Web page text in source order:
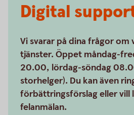
Digital
Vi svarar på dina frågor om
tjänster. Öppet måndag-
20.00, lördag-söndag
storhelger). Du kan även
förbättringsförslag eller vill
felanmälan.